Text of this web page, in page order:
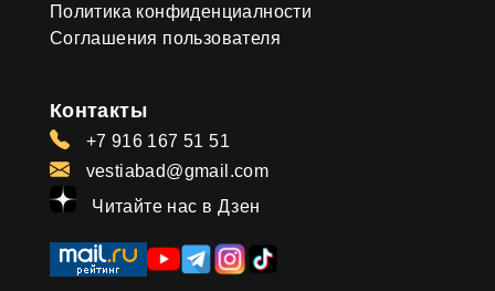
Политика конфиденциалности
Соглашения пользователя
Контакты
+7 916 167 51 51
vestiabad@gmail.com
Читайте нас в Дзен